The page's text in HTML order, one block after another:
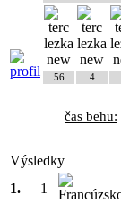
56 4
čas behu:
Výsledky
1.
1